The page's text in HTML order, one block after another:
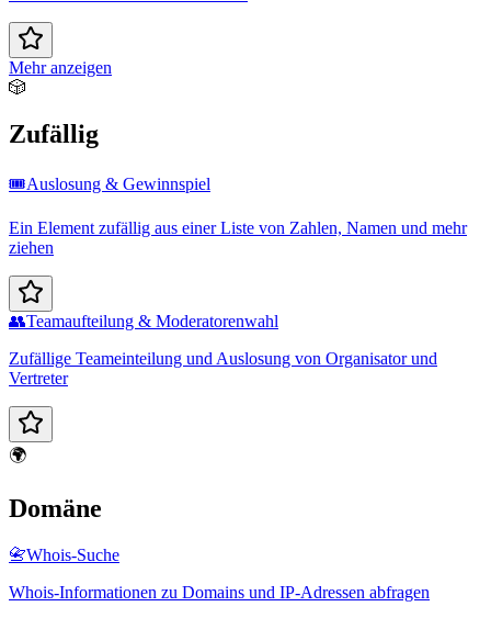
Mehr anzeigen
🎲
Zufällig
🎟️Auslosung & Gewinnspiel
Ein Element zufällig aus einer Liste von Zahlen, Namen und mehr
ziehen
👥Teamaufteilung & Moderatorenwahl
Zufällige Teameinteilung und Auslosung von Organisator und
Vertreter
🌍
Domäne
📇Whois-Suche
Whois-Informationen zu Domains und IP-Adressen abfragen